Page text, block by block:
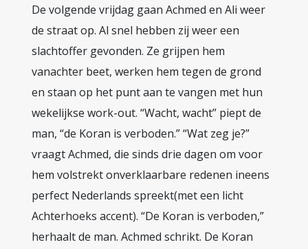
De volgende vrijdag gaan Achmed en Ali weer
de straat op. Al snel hebben zij weer een
slachtoffer gevonden. Ze grijpen hem
vanachter beet, werken hem tegen de grond
en staan op het punt aan te vangen met hun
wekelijkse work-out. “Wacht, wacht” piept de
man, “de Koran is verboden.” “Wat zeg je?”
vraagt Achmed, die sinds drie dagen om voor
hem volstrekt onverklaarbare redenen ineens
perfect Nederlands spreekt(met een licht
Achterhoeks accent). “De Koran is verboden,”
herhaalt de man. Achmed schrikt. De Koran